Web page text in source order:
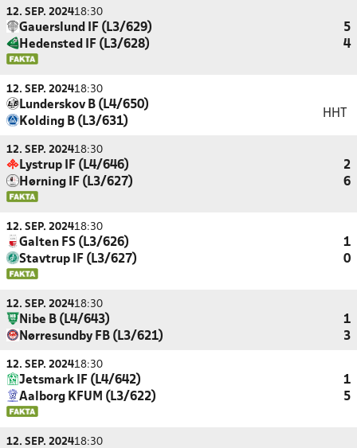
12. SEP. 202418:30
Gauerslund IF (L3/629)
5
Hedensted IF (L3/628)
4
12. SEP. 202418:30
Lunderskov B (L4/650)
Kolding B (L3/631)
HHT
12. SEP. 202418:30
Lystrup IF (L4/646)
2
Hørning IF (L3/627)
6
12. SEP. 202418:30
Galten FS (L3/626)
1
Stavtrup IF (L3/627)
0
12. SEP. 202418:30
Nibe B (L4/643)
1
Nørresundby FB (L3/621)
3
12. SEP. 202418:30
Jetsmark IF (L4/642)
1
Aalborg KFUM (L3/622)
5
12. SEP. 202418:30